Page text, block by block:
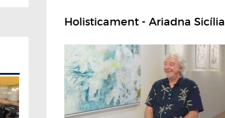
Holisticament - Ariadna Sicília